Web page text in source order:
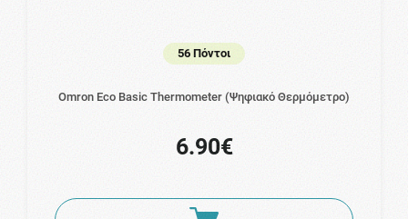
56 Πόντοι
Omron Eco Basic Thermometer (Ψηφιακό Θερμόμετρο)
6.90€